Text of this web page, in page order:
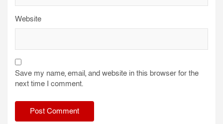
Website
Save my name, email, and website in this browser for the
next time I comment.